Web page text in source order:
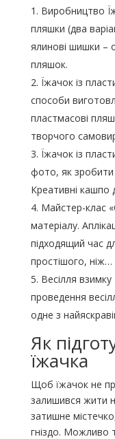
Виробництво
пляшки (два
ялинові шишки –
пляшок.
Їжачок із
способи
пластмасові
творчого
Їжачок із
фото, як зробити
Креативні кашпо
Майстер-клас
матеріалу.
підходящий час
простішого, ніж…
Весілля взимку
проведення
одне з
Як
їжачка
Щоб їжачок не
залишився жити
затишне
гніздо. Можливо